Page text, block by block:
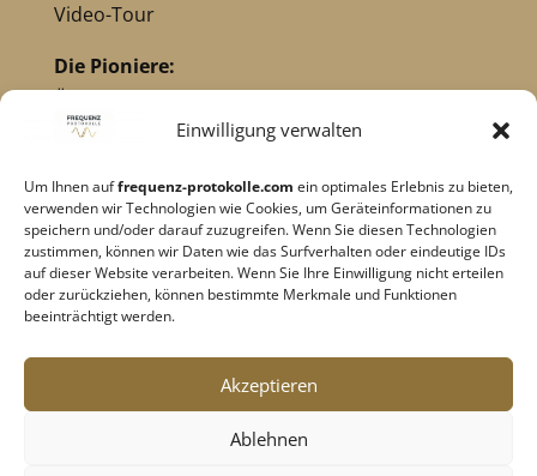
Einwilligung verwalten
Um Ihnen auffrequenz-protokolle.com ein optimales Erlebnis zu bieten,
verwenden wir Technologien wie Cookies, um Geräteinformationen zu
speichern und/oder darauf zuzugreifen. Wenn Sie diesen Technologien
zustimmen, können wir Daten wie das Surfverhalten oder eindeutige IDs
auf dieser Website verarbeiten. Wenn Sie Ihre Einwilligung nicht erteilen
oder zurückziehen, können bestimmte Merkmale und Funktionen
beeinträchtigt werden.
Akzeptieren
Ablehnen
Video-Tour
Die Pioniere:
Übersicht Pioniere
Nikola Tesla
Dr. Hulda Clark
Robert C. Beck
Georges Lakhovsky
verwandte Pioniere
Datenschutz
Cookie-Richtlinie|AGB's